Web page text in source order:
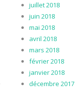
juillet 2018
juin 2018
mai 2018
avril 2018
mars 2018
février 2018
janvier 2018
décembre 2017